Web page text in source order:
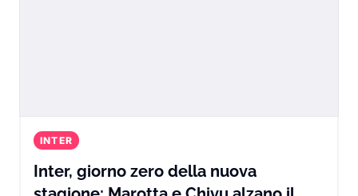
INTER
Inter, giorno zero della nuova